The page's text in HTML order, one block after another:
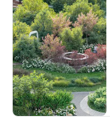
Проектная
Проектная
Проектная
Проектная
Проектная
Проектная
Проектная
Проектная
Проектная
Проектная
Проектная